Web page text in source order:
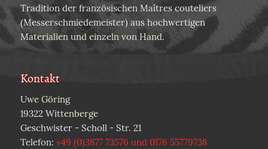
Tradition der französischen Maîtres couteliers
(Messerschmiedemeister) aus hochwertigen
Materialien und einzeln von Hand.
Kontakt
Uwe Göring
19322 Wittenberge
Geschwister - Scholl - Str. 21
Telefon: +49 (0)3877 73576 und 0176 55779738